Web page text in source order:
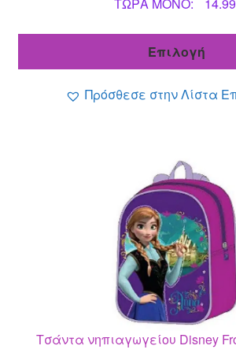
Επιλογή
Πρόσθεσε στην Λίστα
Τσάντα νηπιαγωγείου Disney